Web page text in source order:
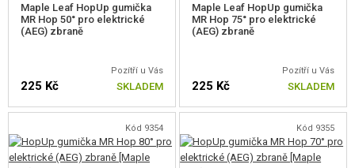
Maple Leaf HopUp gumička
MR Hop 50° pro elektrické
(AEG) zbraně
Pozítří u Vás
225 Kč SKLADEM
Maple Leaf HopUp gumička
MR Hop 75° pro elektrické
(AEG) zbraně
Pozítří u Vás
225 Kč SKLADEM
Kód 9354 Kód 9355